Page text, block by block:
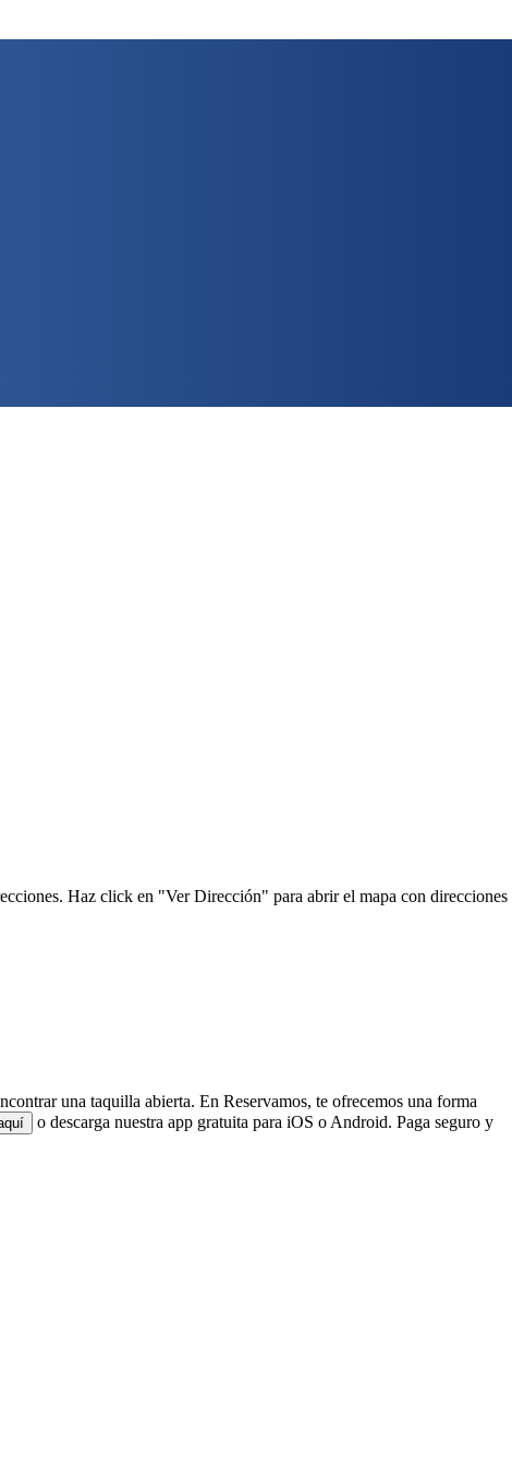
Haz click en "Ver Dirección" para abrir el mapa con direcciones
una taquilla abierta. En Reservamos, te ofrecemos una forma
o descarga nuestra app gratuita para iOS o Android. Paga seguro y